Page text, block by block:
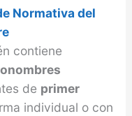
Normativa del
contiene
de primer
individual o con